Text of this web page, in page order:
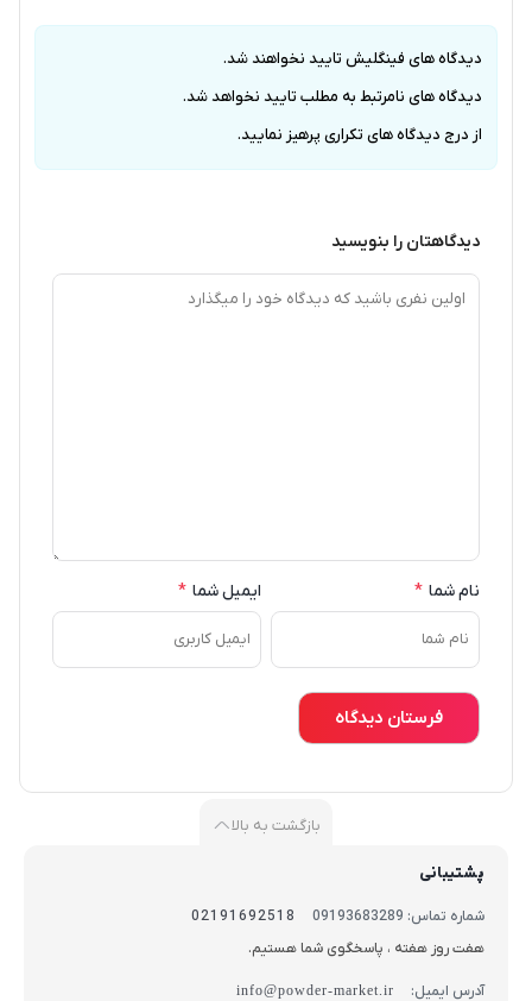
دیدگاه های فینگلیش تایید نخواهند شد.
دیدگاه های نامرتبط به مطلب تایید نخواهد شد.
از درج دیدگاه های تکراری پرهیز نمایید.
دیدگاهتان را بنویسید
نام شما * ایمیل شما *
بازگشت به بالا
پشتیبانی
شماره تماس: 09193683289
02191692518
هفت روز هفته ، پاسخگوی شما هستیم.
آدرس ایمیل: info@powder-market.ir